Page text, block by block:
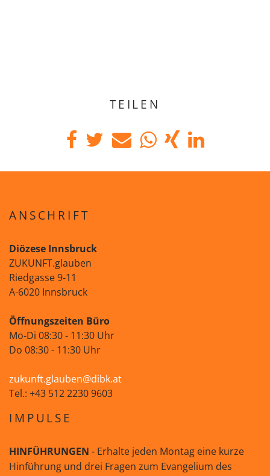
TEILEN
ANSCHRIFT
Diözese Innsbruck
ZUKUNFT.glauben
Riedgasse 9-11
A-6020 Innsbruck
Öffnungszeiten Büro
Mo-Di 08:30 - 11:30 Uhr
Do 08:30 - 11:30 Uhr
zukunft.glauben@dibk.at
Tel.: +43 512 2230 9603
IMPULSE
HINFÜHRUNGEN - Erhalte jeden Montag eine kurze
Hinführung und drei Fragen zum Evangelium des